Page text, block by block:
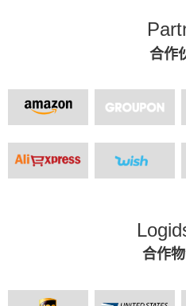
合作
合作